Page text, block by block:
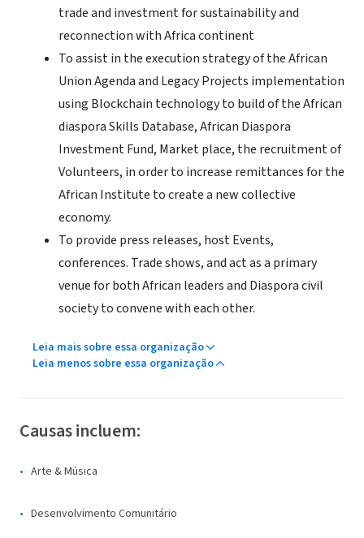
trade and investment for sustainability and
reconnection with Africa continent
To assist in the execution strategy of the African
Union Agenda and Legacy Projects implementation
using Blockchain technology to build of the African
diaspora Skills Database, African Diaspora
Investment Fund, Market place, the recruitment of
Volunteers, in order to increase remittances for the
African Institute to create a new collective
economy.
To provide press releases, host Events,
conferences. Trade shows, and act as a primary
venue for both African leaders and Diaspora civil
society to convene with each other.
Leia mais sobre essa organização
Leia menos sobre essa organização
Causas incluem:
Arte & Música
Desenvolvimento Comunitário